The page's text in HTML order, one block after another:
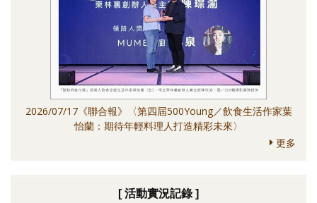
2026/07/17《聯合報》〈第四屆500Young／飲食生活作家葉
怡蘭：期待年輕料理人打造精彩未來〉
更多
[ 活動實況記錄 ]